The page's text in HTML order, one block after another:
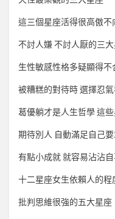
這三個星座活得很高傲不
不討人嫌 不討人厭的三
生性敏感性格多疑顯得不
被糟糕的對待時 選擇忍
葛優躺才是人生哲學 這
期待別人 自動滿足自己
有點小成就 就容易沾沾
十二星座女生依賴人的程
批判思維很強的五大星座